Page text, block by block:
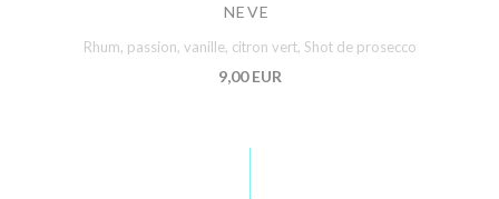
NEVE
Rhum, passion, vanille, citron vert, Shot de prosecco
9,00 EUR